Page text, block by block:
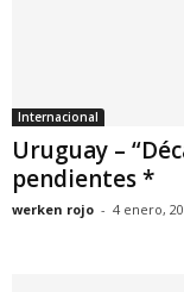
Internacional
Uruguay –
pendientes *
werken rojo - 4 enero,